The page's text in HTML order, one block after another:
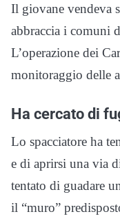
Il giovane vendeva
abbraccia i comuni
L’operazione dei
monitoraggio delle
Ha cercato di
Lo spacciatore ha
e di aprirsi una via
tentato di guadare
il “muro”